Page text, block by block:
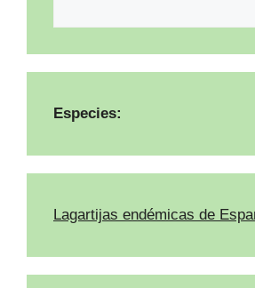
Especies:
Lagartijas endémicas de